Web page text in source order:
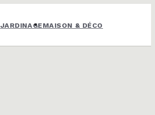
JARDINAGEMAISON & DÉCO